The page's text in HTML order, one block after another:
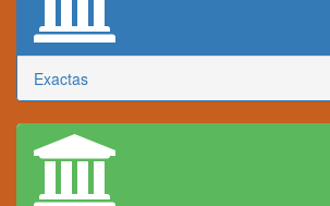
Exactas